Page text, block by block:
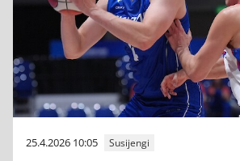
25.4.2026 10:05 Susijengi